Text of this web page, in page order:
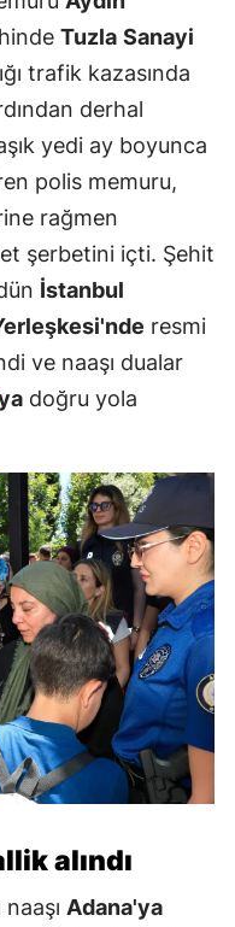
Tuzla Sanayi
trafik kazasında
derhal
yedi ay boyunca
polis memuru,
rağmen
şerbetini içti. Şehit
İstanbul
resmi
ve naaşı dualar
doğru yola
alındı
Adana'ya